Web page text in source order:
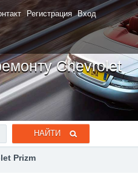
Регистрация Вход
Chevrolet
Prizm